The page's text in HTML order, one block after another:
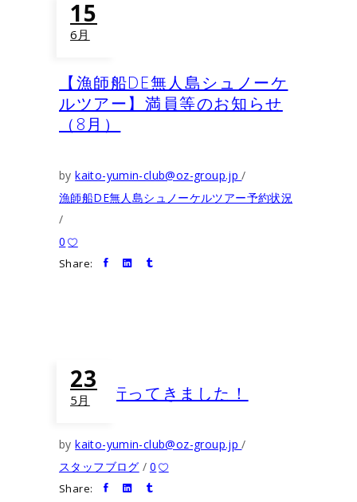
15
6月
【漁師船DE無人島シュノーケ
ルツアー】満員等のお知らせ
（8月）
bykaito-yumin-club@oz-group.jp
漁師船DE無人島シュノーケルツアー予約状況
0
Share:
23
5月
菅島に行ってきました！
bykaito-yumin-club@oz-group.jp
スタッフブログ
0
Share: